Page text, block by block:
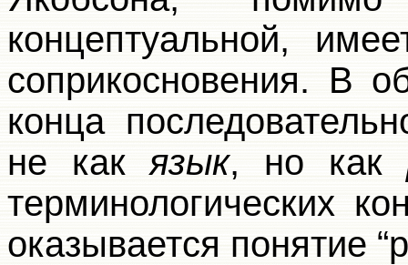
концептуальной,
соприкосновения. В
конца
не какязык, но как
терминологических
оказывается понятие